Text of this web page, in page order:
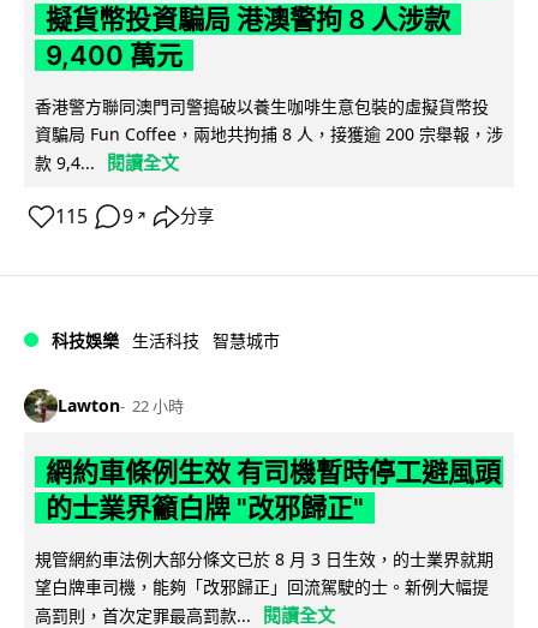
擬貨幣投資騙局 港澳警拘 8 人涉款
9,400 萬元
香港警方聯同澳門司警搗破以養生咖啡生意包裝的虛擬貨幣投
資騙局 Fun Coffee，兩地共拘捕 8 人，接獲逾 200 宗舉報，涉
款 9,4...
閱讀全文
115 9 ↗ 分享
科技娛樂 生活科技 智慧城市
Lawton 22 小時
網約車條例生效 有司機暫時停工避風頭
的士業界籲白牌 "改邪歸正"
規管網約車法例大部分條文已於 8 月 3 日生效，的士業界就期
望白牌車司機，能夠「改邪歸正」回流駕駛的士。新例大幅提
高罰則，首次定罪最高罰款...
閱讀全文